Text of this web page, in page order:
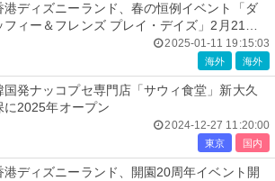
港ディズニーランド、春の恒例イベント「ダ
フィー＆フレンズ プレイ・デイズ」2月21日
2025-01-11 19:15:03
海外 海外
国発ナッコプセ専門店「サウィ食堂」新大久
に2025年オープン
2024-12-27 11:20:00
東京 国内
港ディズニーランド、開園20周年イベント開